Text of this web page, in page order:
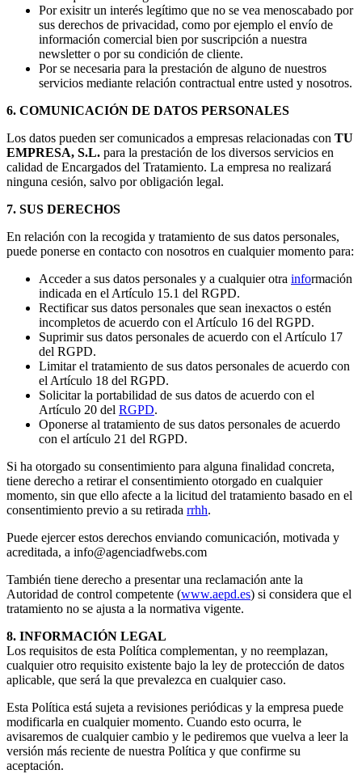
Por exisitr un interés legítimo que no se vea menoscabado por
sus derechos de privacidad, como por ejemplo el envío de
información comercial bien por suscripción a nuestra
newsletter o por su condición de cliente.
Por se necesaria para la prestación de alguno de nuestros
servicios mediante relación contractual entre usted y nosotros.
6. COMUNICACIÓN DE DATOS PERSONALES
Los datos pueden ser comunicados a empresas relacionadas con TU
EMPRESA, S.L. para la prestación de los diversos servicios en
calidad de Encargados del Tratamiento. La empresa no realizará
ninguna cesión, salvo por obligación legal.
7. SUS DERECHOS
En relación con la recogida y tratamiento de sus datos personales,
puede ponerse en contacto con nosotros en cualquier momento para:
Acceder a sus datos personales y a cualquier otra información
indicada en el Artículo 15.1 del RGPD.
Rectificar sus datos personales que sean inexactos o estén
incompletos de acuerdo con el Artículo 16 del RGPD.
Suprimir sus datos personales de acuerdo con el Artículo 17
del RGPD.
Limitar el tratamiento de sus datos personales de acuerdo con
el Artículo 18 del RGPD.
Solicitar la portabilidad de sus datos de acuerdo con el
Artículo 20 del RGPD.
Oponerse al tratamiento de sus datos personales de acuerdo
con el artículo 21 del RGPD.
Si ha otorgado su consentimiento para alguna finalidad concreta,
tiene derecho a retirar el consentimiento otorgado en cualquier
momento, sin que ello afecte a la licitud del tratamiento basado en el
consentimiento previo a su retirada rrhh.
Puede ejercer estos derechos enviando comunicación, motivada y
acreditada, a info@agenciadfwebs.com
También tiene derecho a presentar una reclamación ante la
Autoridad de control competente (www.aepd.es) si considera que el
tratamiento no se ajusta a la normativa vigente.
8. INFORMACIÓN LEGAL
Los requisitos de esta Política complementan, y no reemplazan,
cualquier otro requisito existente bajo la ley de protección de datos
aplicable, que será la que prevalezca en cualquier caso.
Esta Política está sujeta a revisiones periódicas y la empresa puede
modificarla en cualquier momento. Cuando esto ocurra, le
avisaremos de cualquier cambio y le pediremos que vuelva a leer la
versión más reciente de nuestra Política y que confirme su
aceptación.